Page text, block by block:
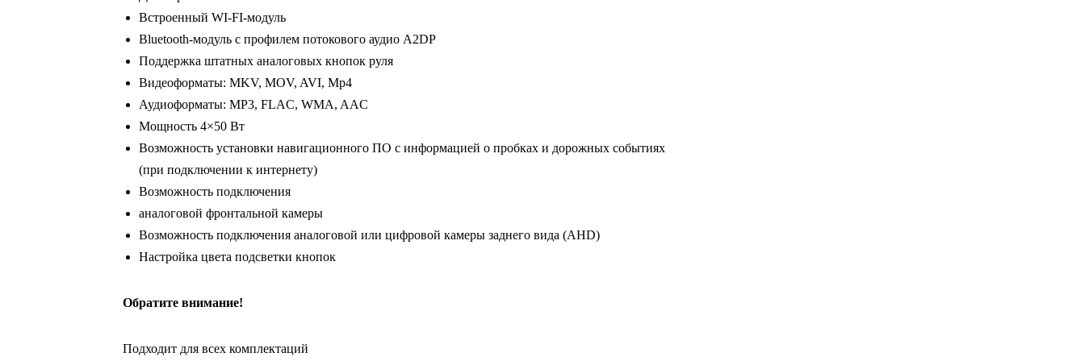
/
дюймов
Встроенный WI-FI-модуль
Bluetooth-модуль с профилем потокового аудио A2DP
Поддержка штатных аналоговых кнопок руля
Видеоформаты: MKV, MOV, AVI, Mp4
Аудиоформаты: MP3, FLAC, WMA, AAC
Мощность 4×50 Вт
Возможность установки навигационного ПО с информацией о пробках и дорожных событиях
(при подключении к интернету)
Возможность подключения
аналоговой фронтальной камеры
Возможность подключения аналоговой или цифровой камеры заднего вида (AHD)
Настройка цвета подсветки кнопок
Обратите внимание!
Подходит для всех комплектаций